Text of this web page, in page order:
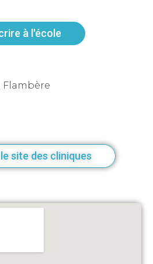
à l'école
Flambère
site des cliniques